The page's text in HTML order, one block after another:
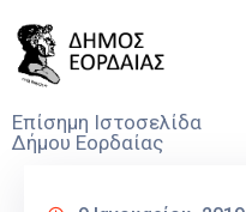
Επίσημη Ιστοσελίδα
Δήμου Εορδαίας